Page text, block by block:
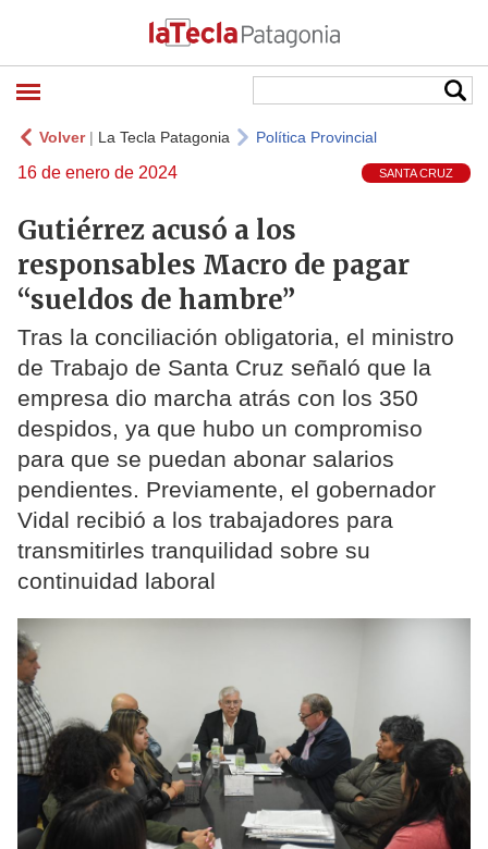
Volver| La Tecla Patagonia Política Provincial
16 de enero de 2024 SANTA CRUZ
Gutiérrez acusó a los
responsables Macro de pagar
“sueldos de hambre”
Tras la conciliación obligatoria, el ministro
de Trabajo de Santa Cruz señaló que la
empresa dio marcha atrás con los 350
despidos, ya que hubo un compromiso
para que se puedan abonar salarios
pendientes. Previamente, el gobernador
Vidal recibió a los trabajadores para
transmitirles tranquilidad sobre su
continuidad laboral